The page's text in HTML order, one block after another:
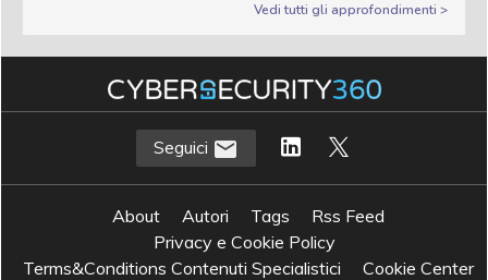
Vedi tutti gli approfondimenti >
Seguici
About Autori Tags
Rss Feed
Privacy e Cookie Policy
Terms&Conditions Contenuti Specialistici
Cookie Center